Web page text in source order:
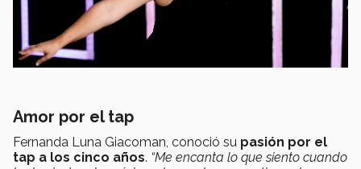
Amor por el tap
Fernanda Luna Giacoman, conoció su pasión por el
tap a los cinco años. “Me encanta lo que siento cuando